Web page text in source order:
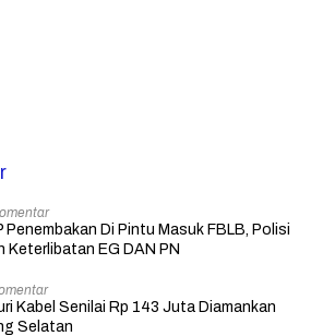
Penembakan Di Pintu Masuk FBLB, Polisi
Keterlibatan EG DAN PN
Kabel Senilai Rp 143 Juta Diamankan
Selatan